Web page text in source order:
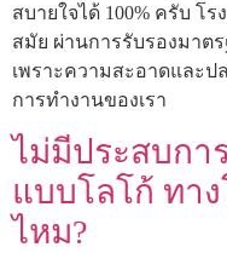
สบายใจได้ 100% ครับ โ
สมัย ผ่านการรับรองมาต
เพราะความสะอาดและ
การทำงานของเรา
ไม่มีประสบกา
แบบโลโก้ ทา
ไหม?